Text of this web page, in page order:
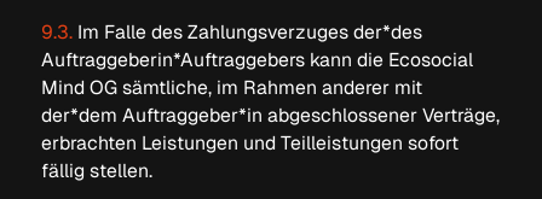
9.3.Im Falle des Zahlungsverzuges der*des
Auftraggeberin*Auftraggebers kann die Ecosocial
Mind OG sämtliche, im Rahmen anderer mit
der*dem Auftraggeber*in abgeschlossener Verträge,
erbrachten Leistungen und Teilleistungen sofort
fällig stellen.